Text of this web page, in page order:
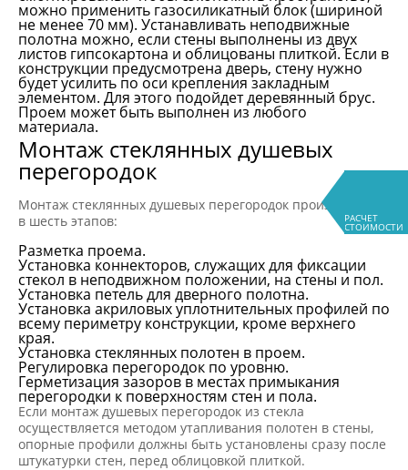
РАСЧЕТ
СТОИМОСТИ
можно применить газосиликатный блок (шириной
не менее 70 мм). Устанавливать неподвижные
полотна можно, если стены выполнены из двух
листов гипсокартона и облицованы плиткой. Если в
конструкции предусмотрена дверь, стену нужно
будет усилить по оси крепления закладным
элементом. Для этого подойдет деревянный брус.
Проем может быть выполнен из любого
материала.
Монтаж стеклянных душевых
перегородок
Монтаж стеклянных душевых перегородок производится
в шесть этапов:
Разметка проема.
Установка коннекторов, служащих для фиксации
стекол в неподвижном положении, на стены и пол.
Установка петель для дверного полотна.
Установка акриловых уплотнительных профилей по
всему периметру конструкции, кроме верхнего
края.
Установка стеклянных полотен в проем.
Регулировка перегородок по уровню.
Герметизация зазоров в местах примыкания
перегородки к поверхностям стен и пола.
Если монтаж душевых перегородок из стекла
осуществляется методом утапливания полотен в стены,
опорные профили должны быть установлены сразу после
штукатурки стен, перед облицовкой плиткой.